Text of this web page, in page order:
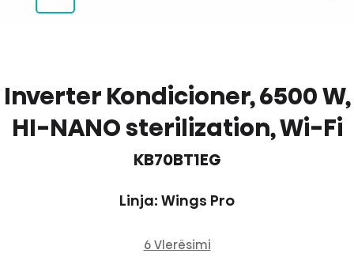
Inverter Kondicioner, 6500 W,
HI-NANO sterilization, Wi-Fi
KB70BT1EG
Linja: Wings Pro
6 Vlerësimi